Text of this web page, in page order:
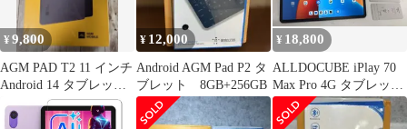
簡単 指紋防止 9H硬度
超薄
¥9,800
AGM PAD T2 11 インチ
Android 14 タブレット
【未開封】
¥ 12,000
Android AGM Pad P2 タ
ブレット 8GB+256GB
¥ 18,800
ALLDOCUBE iPlay 70
Max Pro 4G タブレット
13インチ ++924158